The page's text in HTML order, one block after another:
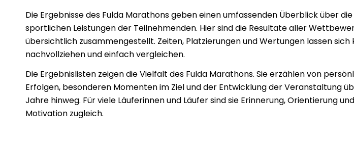
Die Ergebnisse des Fulda Marathons geben einen umfassenden Überblick über die
sportlichen Leistungen der Teilnehmenden. Hier sind die Resultate aller
übersichtlich zusammengestellt. Zeiten, Platzierungen und Wertungen lassen sich
nachvollziehen und einfach vergleichen.
Die Ergebnislisten zeigen die Vielfalt des Fulda Marathons. Sie erzählen von
Erfolgen, besonderen Momenten im Ziel und der Entwicklung der Veranstaltung
Jahre hinweg. Für viele Läuferinnen und Läufer sind sie Erinnerung, Orientierung und
Motivation zugleich.